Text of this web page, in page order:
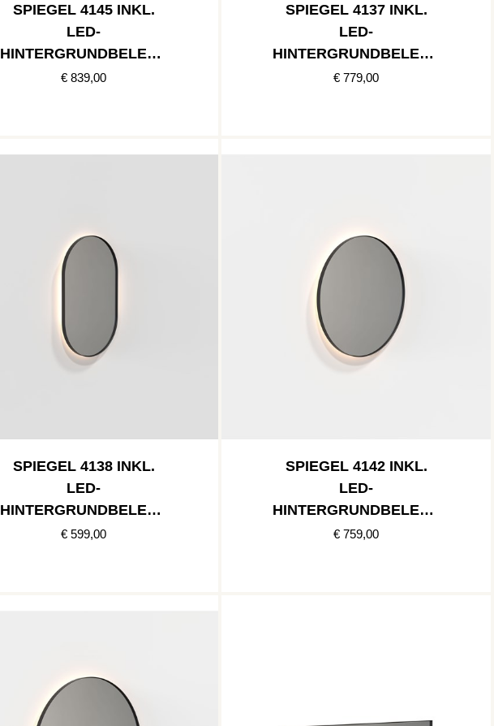
SPIEGEL 4145 INKL.
LED-
HINTERGRUNDBELEUC
HTUNG » SCHWARZ
€ 839,00
SPIEGEL 4137 INKL.
LED-
HINTERGRUNDBELEUC
HTUNG » SCHWARZ
€ 779,00
SPIEGEL 4138 INKL.
LED-
HINTERGRUNDBELEUC
HTUNG » SCHWARZ
€ 599,00
SPIEGEL 4142 INKL.
LED-
HINTERGRUNDBELEUC
HTUNG » SCHWARZ
€ 759,00